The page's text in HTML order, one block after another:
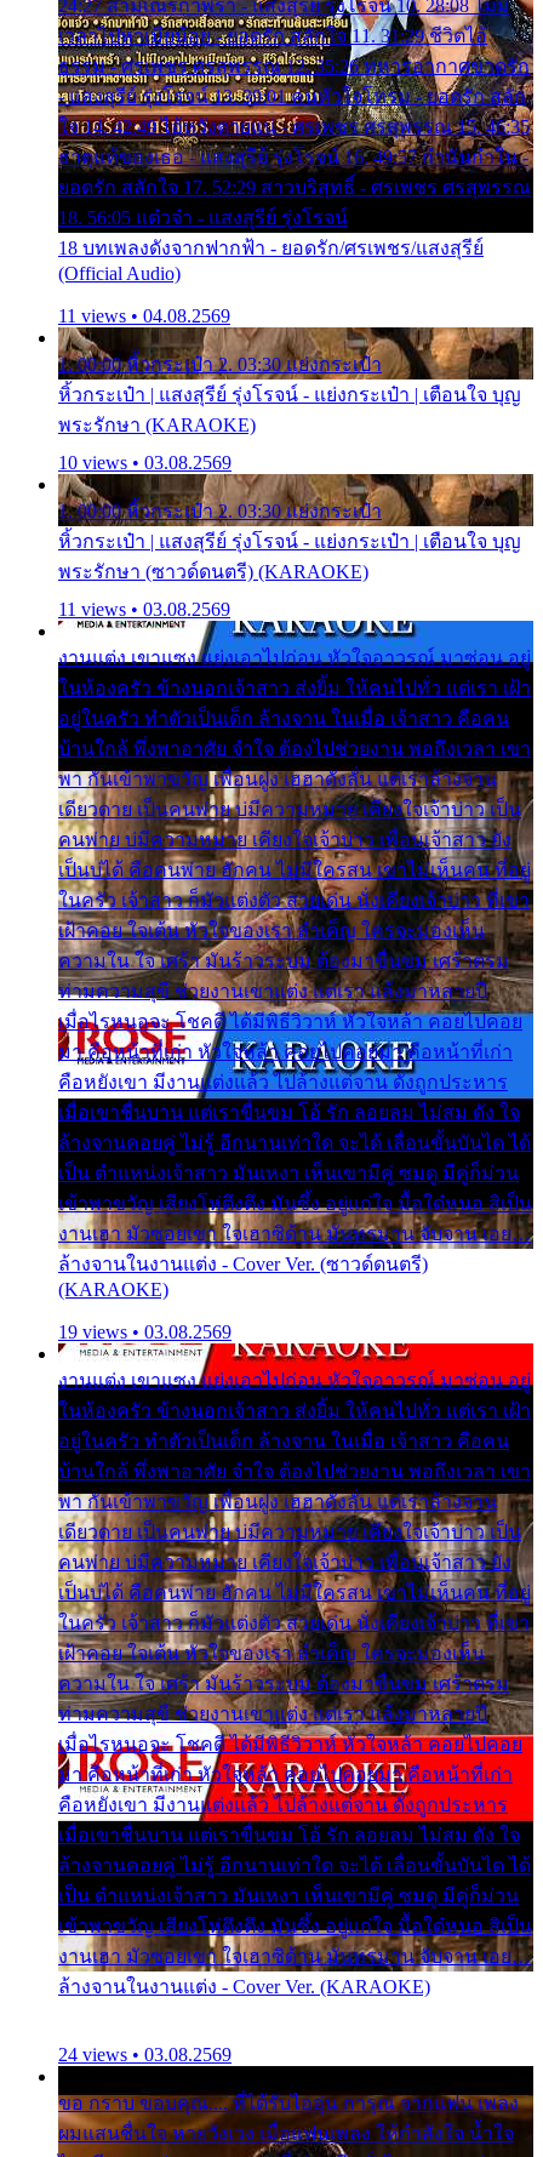
24:27 สามเณรกำพร้า - แสงสุรีย์ รุ่งโรจน์ 10. 28:08 ไม่มี
เวลาไปหาเมียน้อย - ยอดรัก สลักใจ 11. 31:29 ชีวิตไอ้
ธรรม - ศรเพชร ศรสุพรรณ 12. 35:26 ทหารอากาศขาดรัก
- แสงสุรีย์ รุ่งโรจน์ 13. 39:01 คนหัวใจโทรม - ยอดรัก สลัก
ใจ 14. 42:49 ไอ้หวังตายแน่ - ศรเพชร ศรสุพรรณ 15. 46:35
ธาตุแท้ของเธอ - แสงสุรีย์ รุ่งโรจน์ 16. 49:57 กำนันกำใน -
ยอดรัก สลักใจ 17. 52:29 สาวบริสุทธิ์ - ศรเพชร ศรสุพรรณ
18. 56:05 แต๋วจ๋า - แสงสุรีย์ รุ่งโรจน์
18 บทเพลงดังจากฟากฟ้า - ยอดรัก/ศรเพชร/แสงสุรีย์
(Official Audio)
11 views • 04.08.2569
1. 00:00 หิ้วกระเป๋า 2. 03:30 แย่งกระเป๋า
หิ้วกระเป๋า | แสงสุรีย์ รุ่งโรจน์ - แย่งกระเป๋า | เตือนใจ บุญ
พระรักษา (KARAOKE)
10 views • 03.08.2569
1. 00:00 หิ้วกระเป๋า 2. 03:30 แย่งกระเป๋า
หิ้วกระเป๋า | แสงสุรีย์ รุ่งโรจน์ - แย่งกระเป๋า | เตือนใจ บุญ
พระรักษา (ซาวด์ดนตรี) (KARAOKE)
11 views • 03.08.2569
งานแต่ง เขาแซง แย่งเอาไปก่อน หัวใจอาวรณ์ มาซ่อน อยู่
ในห้องครัว ข้างนอกเจ้าสาว ส่งยิ้ม ให้คนไปทั่ว แต่เรา เฝ้า
อยู่ในครัว ทำตัวเป็นเด็ก ล้างจาน ในเมื่อ เจ้าสาว คือคน
บ้านใกล้ พึ่งพาอาศัย จำใจ ต้องไปช่วยงาน พอถึงเวลา เขา
พา กันเข้าพาขวัญ เพื่อนฝูง เฮฮาดังลั่น แต่เราล้างจาน
เดียวดาย เป็นคนพ่าย บ่มีความหมาย เคียงใจเจ้าบ่าว เป็น
คนพ่าย บ่มีความหมาย เคียงใจเจ้าบ่าว เพื่อนเจ้าสาว ยัง
เป็นบ่ได้ คือคนพ่าย ฮักคน ไม่มีใครสน เขาไม่เห็นคน ที่อยู่
ในครัว เจ้าสาว ก็มัวแต่งตัว สวยเด่น นั่งเคียงเจ้าบ่าว ที่เขา
เฝ้าคอย ใจเต้น หัวใจของเรา ลำเค็ญ ใครจะมองเห็น
ความใน ใจ เศร้า มันร้าวระบม ต้องมาขื่นขม เศร้าตรม
ท่ามความสุขี ช่วยงานเขาแต่ง แต่เรา แล้งมาหลายปี
เมื่อไรหนอจะ โชคดี ได้มีพิธีวิวาห์ หัวใจหล้า คอยไปคอย
มา คือหน้าที่เก่า หัวใจหล้า คอยไปคอยมา คือหน้าที่เก่า
คือหยังเขา มีงานแต่งแล้ว ไปล้างแต่จาน ดั่งถูกประหาร
เมื่อเขาชื่นบาน แต่เราขื่นขม โอ้ รัก ลอยลม ไม่สม ดัง ใจ
ล้างจานคอยคู่ ไม่รู้ อีกนานเท่าใด จะได้ เลื่อนขั้นบันได ได้
เป็น ตำแหน่งเจ้าสาว มันเหงา เห็นเขามีคู่ ซมดู มีคู่ก็ม่วน
เข้าพาขวัญ เสียงโห่ตึงตึง มันซึ้ง อยู่แก่ใจ มื้อใด๋หนอ สิเป็น
งานเฮา มัวซอยเขา ใจเฮาซิด้าน มันทรมาน จับจาน เอย…
ล้างจานในงานแต่ง - Cover Ver. (ซาวด์ดนตรี)
(KARAOKE)
19 views • 03.08.2569
งานแต่ง เขาแซง แย่งเอาไปก่อน หัวใจอาวรณ์ มาซ่อน อยู่
ในห้องครัว ข้างนอกเจ้าสาว ส่งยิ้ม ให้คนไปทั่ว แต่เรา เฝ้า
อยู่ในครัว ทำตัวเป็นเด็ก ล้างจาน ในเมื่อ เจ้าสาว คือคน
บ้านใกล้ พึ่งพาอาศัย จำใจ ต้องไปช่วยงาน พอถึงเวลา เขา
พา กันเข้าพาขวัญ เพื่อนฝูง เฮฮาดังลั่น แต่เราล้างจาน
เดียวดาย เป็นคนพ่าย บ่มีความหมาย เคียงใจเจ้าบ่าว เป็น
คนพ่าย บ่มีความหมาย เคียงใจเจ้าบ่าว เพื่อนเจ้าสาว ยัง
เป็นบ่ได้ คือคนพ่าย ฮักคน ไม่มีใครสน เขาไม่เห็นคน ที่อยู่
ในครัว เจ้าสาว ก็มัวแต่งตัว สวยเด่น นั่งเคียงเจ้าบ่าว ที่เขา
เฝ้าคอย ใจเต้น หัวใจของเรา ลำเค็ญ ใครจะมองเห็น
ความใน ใจ เศร้า มันร้าวระบม ต้องมาขื่นขม เศร้าตรม
ท่ามความสุขี ช่วยงานเขาแต่ง แต่เรา แล้งมาหลายปี
เมื่อไรหนอจะ โชคดี ได้มีพิธีวิวาห์ หัวใจหล้า คอยไปคอย
มา คือหน้าที่เก่า หัวใจหล้า คอยไปคอยมา คือหน้าที่เก่า
คือหยังเขา มีงานแต่งแล้ว ไปล้างแต่จาน ดั่งถูกประหาร
เมื่อเขาชื่นบาน แต่เราขื่นขม โอ้ รัก ลอยลม ไม่สม ดัง ใจ
ล้างจานคอยคู่ ไม่รู้ อีกนานเท่าใด จะได้ เลื่อนขั้นบันได ได้
เป็น ตำแหน่งเจ้าสาว มันเหงา เห็นเขามีคู่ ซมดู มีคู่ก็ม่วน
เข้าพาขวัญ เสียงโห่ตึงตึง มันซึ้ง อยู่แก่ใจ มื้อใด๋หนอ สิเป็น
งานเฮา มัวซอยเขา ใจเฮาซิด้าน มันทรมาน จับจาน เอย…
ล้างจานในงานแต่ง - Cover Ver. (KARAOKE)
24 views • 03.08.2569
ขอ กราบ ขอบคุณ.... ที่ได้รับไออุ่น การุณ จากแฟน เพลง
ผมแสนชื่นใจ หายวังเวง เมื่อแฟนเพลง ให้กำลังใจ น้ำใจ